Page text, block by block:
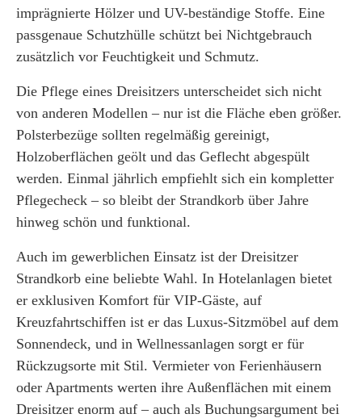
imprägnierte Hölzer und UV-beständige Stoffe. Eine
passgenaue Schutzhülle schützt bei Nichtgebrauch
zusätzlich vor Feuchtigkeit und Schmutz.
Die Pflege eines Dreisitzers unterscheidet sich nicht
von anderen Modellen – nur ist die Fläche eben größer.
Polsterbezüge sollten regelmäßig gereinigt,
Holzoberflächen geölt und das Geflecht abgespült
werden. Einmal jährlich empfiehlt sich ein kompletter
Pflegecheck – so bleibt der Strandkorb über Jahre
hinweg schön und funktional.
Auch im gewerblichen Einsatz ist der Dreisitzer
Strandkorb eine beliebte Wahl. In Hotelanlagen bietet
er exklusiven Komfort für VIP-Gäste, auf
Kreuzfahrtschiffen ist er das Luxus-Sitzmöbel auf dem
Sonnendeck, und in Wellnessanlagen sorgt er für
Rückzugsorte mit Stil. Vermieter von Ferienhäusern
oder Apartments werten ihre Außenflächen mit einem
Dreisitzer enorm auf – auch als Buchungsargument bei